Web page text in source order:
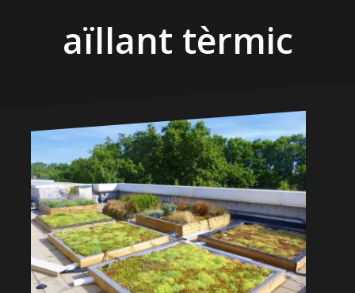
aïllant tèrmic